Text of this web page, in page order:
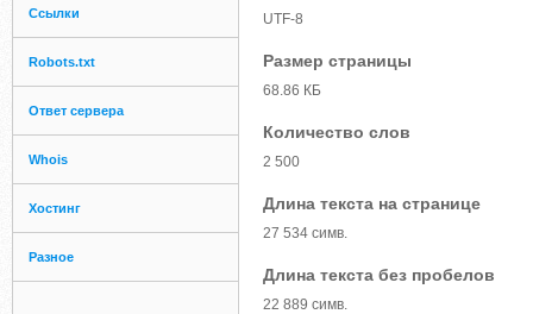
Ссылки
Robots.txt
Ответ сервера
Whois
Хостинг
Разное
UTF-8
Размер страницы
68.86 КБ
Количество слов
2 500
Длина текста на странице
27 534 симв.
Длина текста без пробелов
22 889 симв.